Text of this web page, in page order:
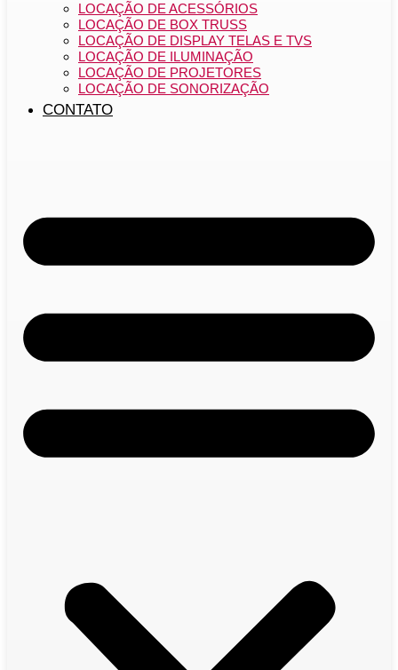
LOCAÇÃO DE ACESSÓRIOS
LOCAÇÃO DE BOX TRUSS
LOCAÇÃO DE DISPLAY TELAS E TVS
LOCAÇÃO DE ILUMINAÇÃO
LOCAÇÃO DE PROJETORES
LOCAÇÃO DE SONORIZAÇÃO
CONTATO